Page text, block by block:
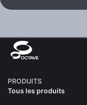
PRODUITS
Tous les produits